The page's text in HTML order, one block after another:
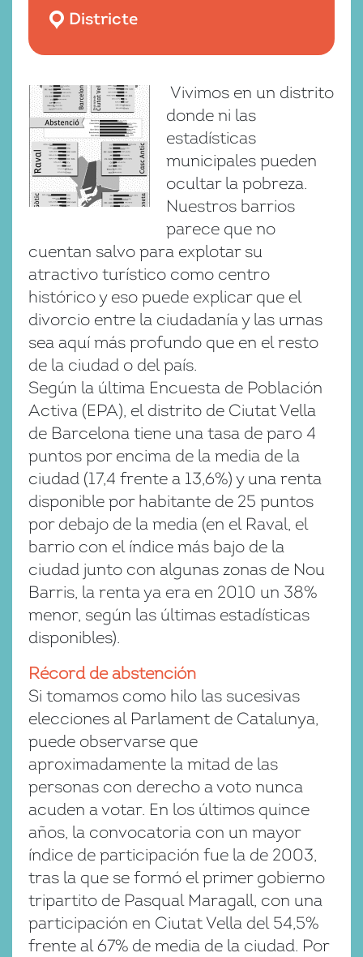
Districte
Vivimos en un distrito
donde ni las
estadísticas
municipales pueden
ocultar la pobreza.
Nuestros barrios
parece que no
cuentan salvo para explotar su
atractivo turístico como centro
histórico y eso puede explicar que el
divorcio entre la ciudadanía y las urnas
sea aquí más profundo que en el resto
de la ciudad o del país.
Según la última Encuesta de Población
Activa (EPA), el distrito de Ciutat Vella
de Barcelona tiene una tasa de paro 4
puntos por encima de la media de la
ciudad (17,4 frente a 13,6%) y una renta
disponible por habitante de 25 puntos
por debajo de la media (en el Raval, el
barrio con el índice más bajo de la
ciudad junto con algunas zonas de Nou
Barris, la renta ya era en 2010 un 38%
menor, según las últimas estadísticas
disponibles).
Récord de abstención
Si tomamos como hilo las sucesivas
elecciones al Parlament de Catalunya,
puede observarse que
aproximadamente la mitad de las
personas con derecho a voto nunca
acuden a votar. En los últimos quince
años, la convocatoria con un mayor
índice de participación fue la de 2003,
tras la que se formó el primer gobierno
tripartito de Pasqual Maragall, con una
participación en Ciutat Vella del 54,5%
frente al 67% de media de la ciudad. Por